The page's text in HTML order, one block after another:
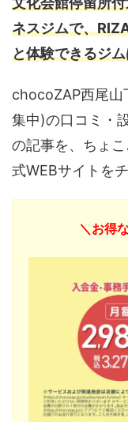
ネスジムで、
と体験できるジ
chocoZAP西尾
集中)の口コミ・
の記事を、ちょ
式WEBサイトを
＼お得